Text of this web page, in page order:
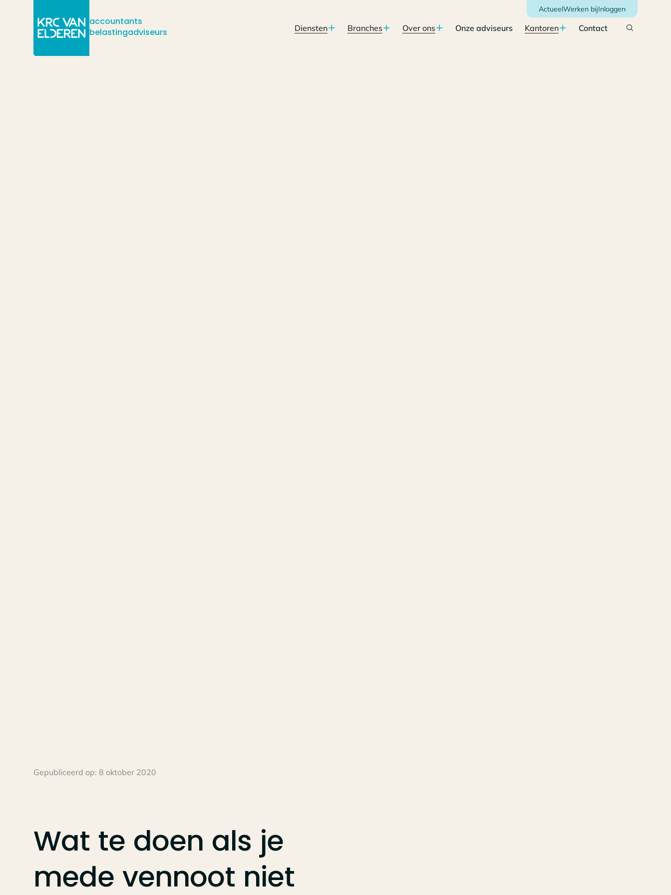
accountants
belastingadviseurs
Inloggen
Werken bij
Actueel
Contact
Kantoren
Onze adviseurs
Over ons
Branches
Diensten
Gepubliceerd op: 8 oktober 2020
Wat te doen als je
mede vennoot niet